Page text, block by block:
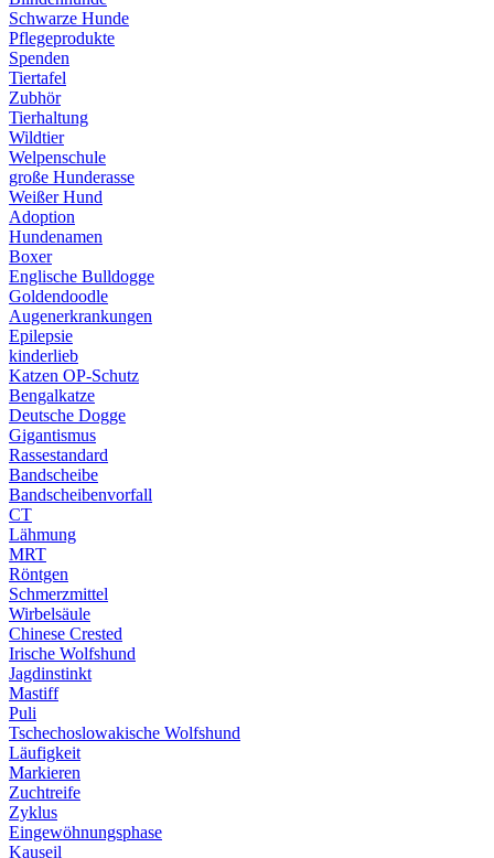
Schwarze Hunde
Pflegeprodukte
Spenden
Tiertafel
Zubhör
Tierhaltung
Wildtier
Welpenschule
große Hunderasse
Weißer Hund
Adoption
Hundenamen
Boxer
Englische Bulldogge
Goldendoodle
Augenerkrankungen
Epilepsie
kinderlieb
Katzen OP-Schutz
Bengalkatze
Deutsche Dogge
Gigantismus
Rassestandard
Bandscheibe
Bandscheibenvorfall
CT
Lähmung
MRT
Röntgen
Schmerzmittel
Wirbelsäule
Chinese Crested
Irische Wolfshund
Jagdinstinkt
Mastiff
Puli
Tschechoslowakische Wolfshund
Läufigkeit
Markieren
Zuchtreife
Zyklus
Eingewöhnungsphase
Kauseil